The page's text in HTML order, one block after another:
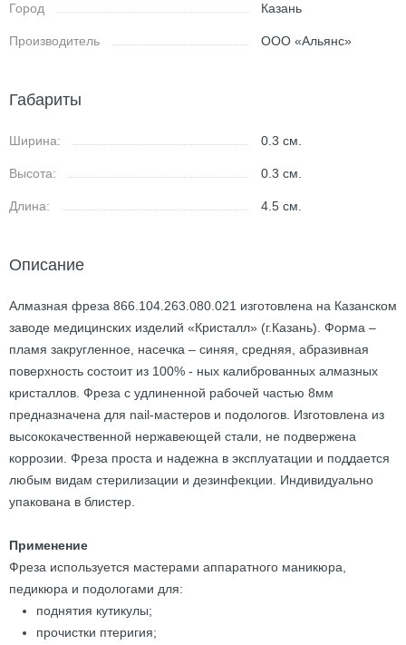
Город Казань
Производитель ООО «Альянс»
Габариты
Ширина: 0.3см.
Высота: 0.3см.
Длина: 4.5см.
Описание
Алмазная фреза 866.104.263.080.021 изготовлена на Казанском
заводе медицинских изделий «Кристалл» (г.Казань). Форма –
пламя закругленное, насечка – синяя, средняя, абразивная
поверхность состоит из 100% - ных калиброванных алмазных
кристаллов. Фреза с удлиненной рабочей частью 8мм
предназначена для nail-мастеров и подологов. Изготовлена из
высококачественной нержавеющей стали, не подвержена
коррозии. Фреза проста и надежна в эксплуатации и поддается
любым видам стерилизации и дезинфекции. Индивидуально
упакована в блистер.
Применение
Фреза используется мастерами аппаратного маникюра,
педикюра и подологами для:
поднятия кутикулы;
прочистки птеригия;